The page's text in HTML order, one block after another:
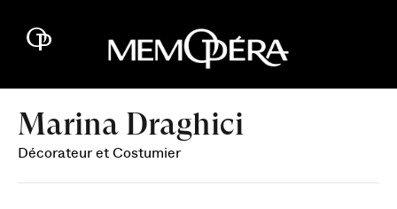
Marina Draghici
Décorateur et Costumier